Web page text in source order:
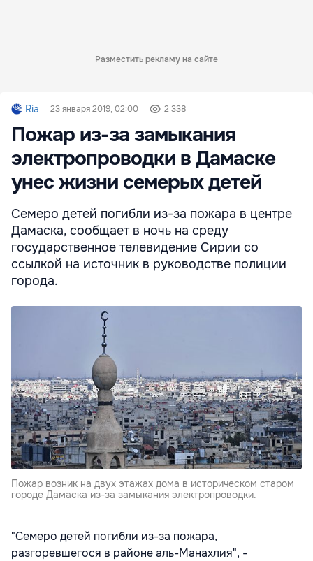
Разместить рекламу на сайте
Ria 23 января 2019, 02:00 2 338
Пожар из-за замыкания
электропроводки в Дамаске
унес жизни семерых детей
Семеро детей погибли из-за пожара в центре
Дамаска, сообщает в ночь на среду
государственное телевидение Сирии со
ссылкой на источник в руководстве полиции
города.
Пожар возник на двух этажах дома в историческом старом
городе Дамаска из-за замыкания электропроводки.
"Семеро детей погибли из-за пожара,
разгоревшегося в районе аль-Манахлия", -